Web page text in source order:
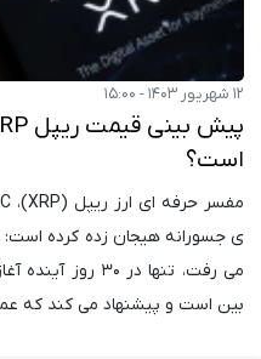
۱۲ شهریور ۱۴۰۳ - ۱۵:۰۰
است؟
بین است و پیشنهاد می کند که